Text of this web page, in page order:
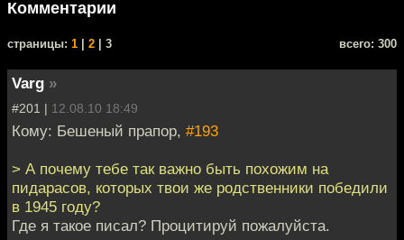
Комментарии
cтраницы: 1 2 | 3 всего: 300
Varg »
#201 | 12.08.10 18:49
Кому: Бешеный прапор, #193
> А почему тебе так важно быть похожим на
пидарасов, которых твои же родственники победили
в 1945 году?
Где я такое писал? Процитируй пожалуйста.